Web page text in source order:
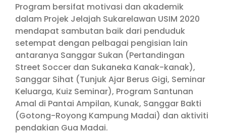
Program bersifat motivasi dan akademik
dalam Projek Jelajah Sukarelawan USIM 2020
mendapat sambutan baik dari penduduk
setempat dengan pelbagai pengisian lain
antaranya Sanggar Sukan (Pertandingan
Street Soccer dan Sukaneka Kanak-kanak),
Sanggar Sihat (Tunjuk Ajar Berus Gigi, Seminar
Keluarga, Kuiz Seminar), Program Santunan
Amal di Pantai Ampilan, Kunak, Sanggar Bakti
(Gotong-Royong Kampung Madai) dan aktiviti
pendakian Gua Madai.